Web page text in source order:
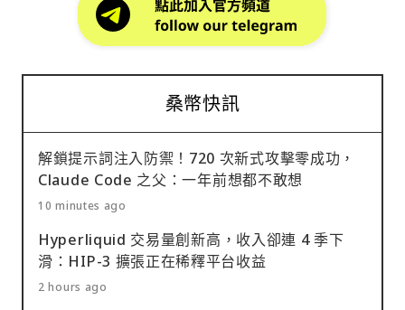
桑幣快訊
解鎖提示詞注入防禦！720 次新式攻擊零成功，
Claude Code 之父：一年前想都不敢想
10 minutes ago
Hyperliquid 交易量創新高，收入卻連 4 季下
滑：HIP-3 擴張正在稀釋平台收益
2 hours ago